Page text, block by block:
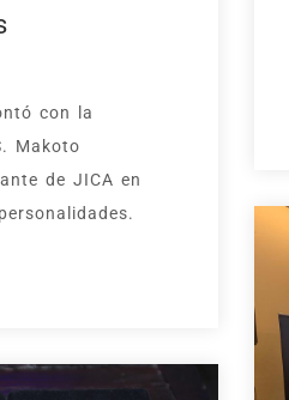
con la
Makoto
de JICA en